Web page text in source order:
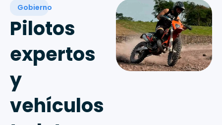
Gobierno
Pilotos
expertos
y
vehículos